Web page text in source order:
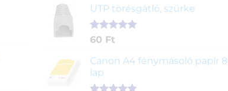
UTP törésgátló, szürke
Értékelés
ből,
1
értékelés
alapján
60 Ft
Canon A4 fénymásoló papír
lap